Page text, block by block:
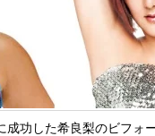
成功した希良梨のビフォ